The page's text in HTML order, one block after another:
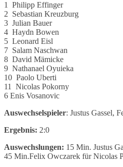
1 Philipp Effinger
2 Sebastian Kreuzburg
3 Julian Bauer
4 Haydn Bowen
5 Leonard Eisl
7 Salam Naschwan
8 David Mämicke
9 Nathanael Oyuieka
10 Paolo Uberti
11 Nicolas Pokorny
6 Enis Vosanovic
Auswechselspieler: Justus Gassel,
Ergebnis: 2:0
Auswechslungen: 15 Min. Justus
45 Min.Felix Owczarek für Nicolas